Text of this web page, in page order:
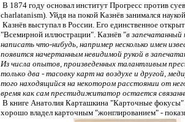
В 1874 году основал институт Прогресс против
charlatanism). Уйдя на покой Казнёв занимался
Казнёв выступал в России. Его единственное
"Всемирной иллюстрации". Казнёв "в
написать что-нибудь, например несколько имен
появится начертанным невидимой рукой в
Из числа опытов, произведенных талантливым
только два - тасовку карт на воздухе и другой,
того находящийся на некотором расстоянии от
время как сам престидижитатор остается
В книге Анатолия Карташкина "Карточные фокусы"
хорошо владел карточным "жонглированием" -